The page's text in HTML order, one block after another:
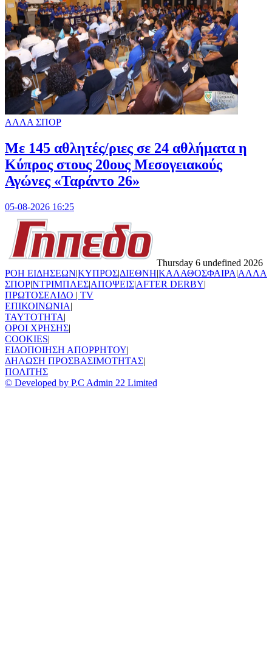
ΑΛΛΑ ΣΠΟΡ
Με 145 αθλητές/ριες σε 24 αθλήματα η
Κύπρος στους 20ους Μεσογειακούς
Αγώνες «Ταράντο 26»
05-08-2026 16:25
Thursday 6 undefined 2026
ΡΟΗ ΕΙΔΗΣΕΩΝ|ΚΥΠΡΟΣ|ΔΙΕΘΝΗ|ΚΑΛΑΘΟΣΦΑΙΡΑ|ΑΛΛΑ
ΣΠΟΡ|ΝΤΡΙΜΠΛΕΣ|ΑΠΟΨΕΙΣ|AFTER DERBY|
ΠΡΩΤΟΣΕΛΙΔΟ | TV
ΕΠΙΚΟΙΝΩΝΙΑ|
TAYTOTHTA|
ΟΡΟΙ ΧΡΗΣΗΣ|
COOKIES|
ΕΙΔΟΠΟΙΗΣΗ ΑΠΟΡΡΗΤΟΥ|
ΔΗΛΩΣΗ ΠΡΟΣΒΑΣΙΜΟΤΗΤΑΣ|
ΠΟΛΙΤΗΣ
© Developed by P.C Admin 22 Limited